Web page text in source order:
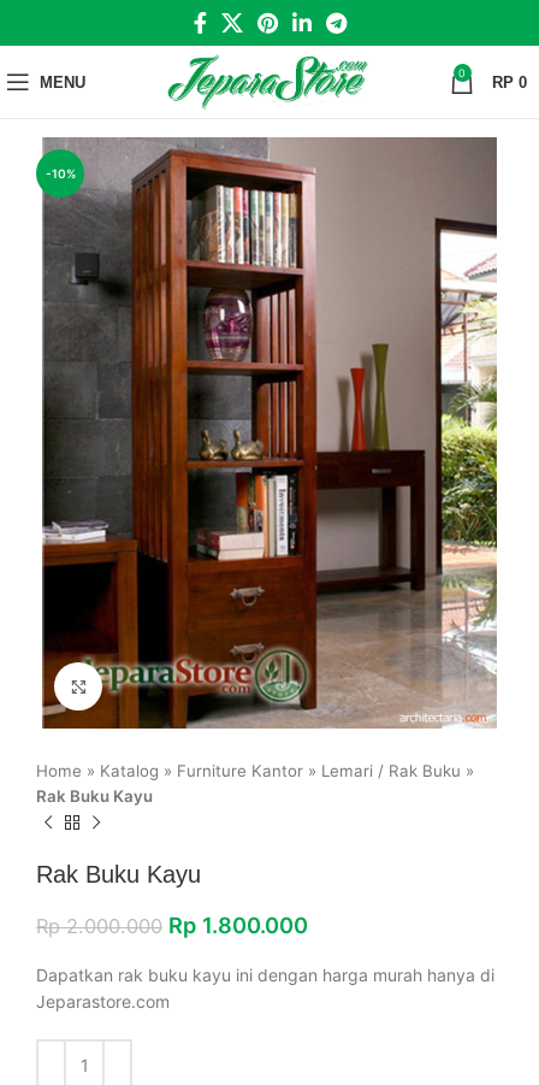
MENU 0 RP 0
-10%
Click to enlarge
Home » Katalog » Furniture Kantor » Lemari / Rak Buku »
Rak Buku Kayu
Rak Buku Kayu
Rp2.000.000 Rp 1.800.000
Dapatkan rak buku kayu ini dengan harga murah hanya di
Jeparastore.com